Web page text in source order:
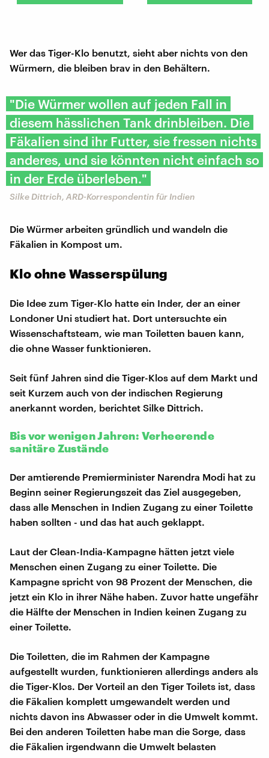
Wer das Tiger-Klo benutzt, sieht aber nichts von den
Würmern, die bleiben brav in den Behältern.
"Die Würmer wollen auf jeden Fall in
diesem hässlichen Tank drinbleiben. Die
Fäkalien sind ihr Futter, sie fressen nichts
anderes, und sie könnten nicht einfach so
in der Erde überleben."
Silke Dittrich, ARD-Korrespondentin für Indien
Die Würmer arbeiten gründlich und wandeln die
Fäkalien in Kompost um.
Klo ohne Wasserspülung
Die Idee zum Tiger-Klo hatte ein Inder, der an einer
Londoner Uni studiert hat. Dort untersuchte ein
Wissenschaftsteam, wie man Toiletten bauen kann,
die ohne Wasser funktionieren.
Seit fünf Jahren sind die Tiger-Klos auf dem Markt und
seit Kurzem auch von der indischen Regierung
anerkannt worden, berichtet Silke Dittrich.
Bis vor wenigen Jahren: Verheerende
sanitäre Zustände
Der amtierende Premierminister Narendra Modi hat zu
Beginn seiner Regierungszeit das Ziel ausgegeben,
dass alle Menschen in Indien Zugang zu einer Toilette
haben sollten - und das hat auch geklappt.
Laut der Clean-India-Kampagne hätten jetzt viele
Menschen einen Zugang zu einer Toilette. Die
Kampagne spricht von 98 Prozent der Menschen, die
jetzt ein Klo in ihrer Nähe haben. Zuvor hatte ungefähr
die Hälfte der Menschen in Indien keinen Zugang zu
einer Toilette.
Die Toiletten, die im Rahmen der Kampagne
aufgestellt wurden, funktionieren allerdings anders als
die Tiger-Klos. Der Vorteil an den Tiger Toilets ist, dass
die Fäkalien komplett umgewandelt werden und
nichts davon ins Abwasser oder in die Umwelt kommt.
Bei den anderen Toiletten habe man die Sorge, dass
die Fäkalien irgendwann die Umwelt belasten